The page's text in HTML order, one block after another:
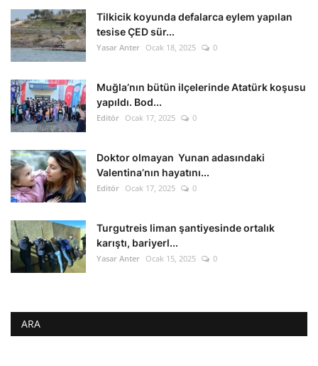
Tilkicik koyunda defalarca eylem yapılan
tesise ÇED sür...
Yasar Anter Ocak 18, 2025 0
Muğla’nın bütün ilçelerinde Atatürk koşusu
yapıldı. Bod...
Editör Ocak 17, 2025 0
Doktor olmayan Yunan adasındaki
Valentina’nın hayatını...
Editör Ocak 17, 2025 0
Turgutreis liman şantiyesinde ortalık
karıştı, bariyerl...
Yasar Anter Ocak 15, 2025 0
ARA